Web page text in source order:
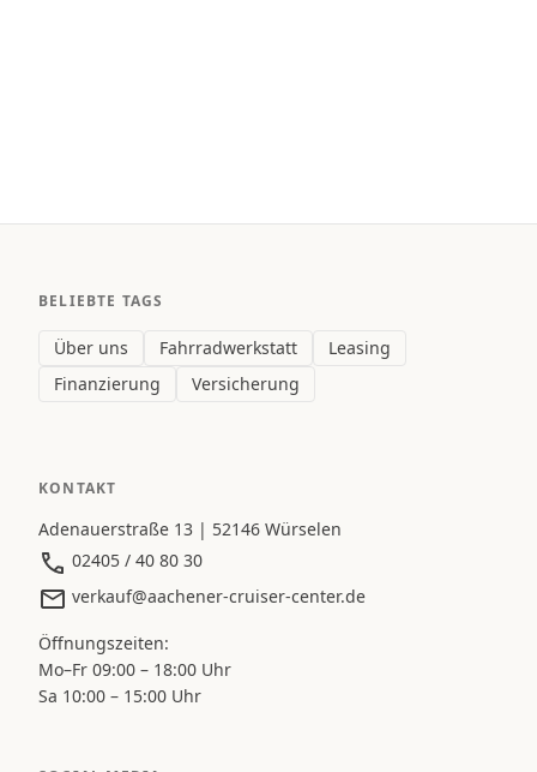
BELIEBTE TAGS
Über uns Fahrradwerkstatt
Leasing
Finanzierung
Versicherung
KONTAKT
Adenauerstraße 13 | 52146 Würselen
02405 / 40 80 30
verkauf@aachener-cruiser-center.de
Öffnungszeiten:
Mo–Fr 09:00 – 18:00 Uhr
Sa 10:00 – 15:00 Uhr